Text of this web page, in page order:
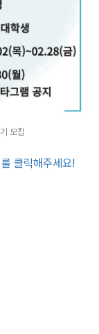
모집
클릭해주세요!